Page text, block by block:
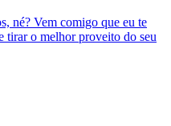
né? Vem comigo que eu te
tirar o melhor proveito do seu